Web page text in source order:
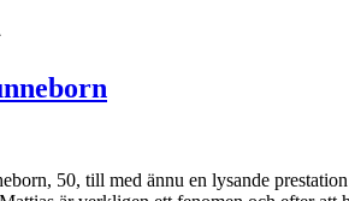
50, till med ännu en lysande